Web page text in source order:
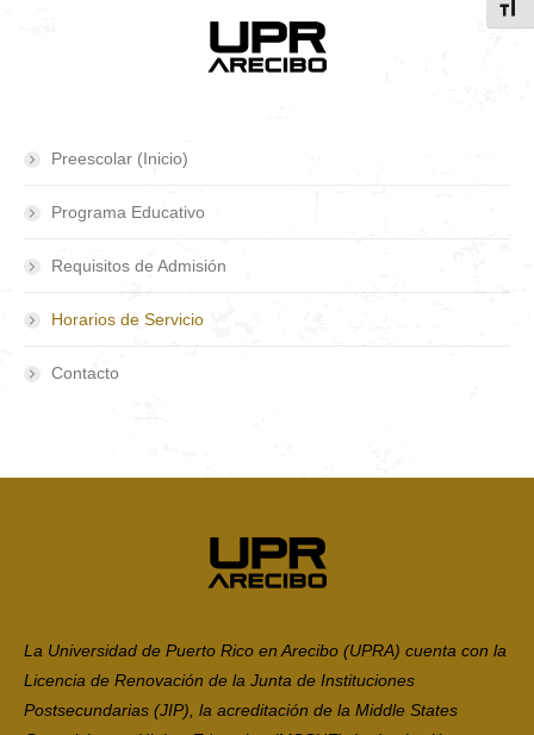
Preescolar (Inicio)
Programa Educativo
Requisitos de Admisión
Horarios de Servicio
Contacto
La Universidad de Puerto Rico en Arecibo (UPRA) cuenta con la
Licencia de Renovación de la Junta de Instituciones
Postsecundarias (JIP), la acreditación de la Middle States